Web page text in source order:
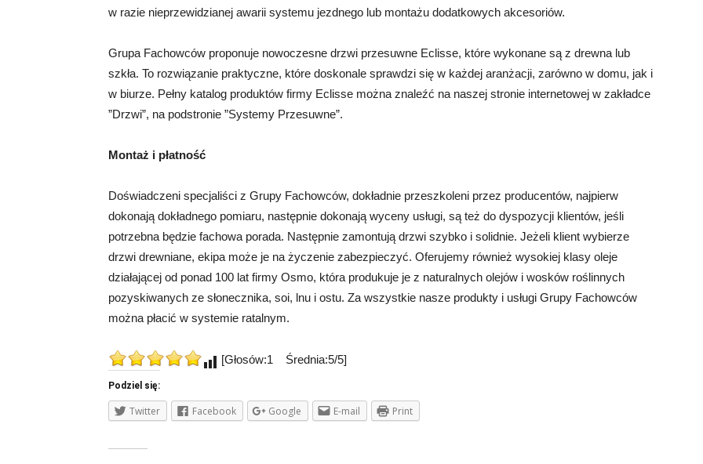
w razie nieprzewidzianej awarii systemu jezdnego lub montażu dodatkowych akcesoriów.
Grupa Fachowców proponuje nowoczesne drzwi przesuwne Eclisse, które wykonane są z drewna lub
szkła. To rozwiązanie praktyczne, które doskonale sprawdzi się w każdej aranżacji, zarówno w domu, jak i
w biurze. Pełny katalog produktów firmy Eclisse można znaleźć na naszej stronie internetowej w zakładce
”Drzwi”, na podstronie ”Systemy Przesuwne”.
Montaż i płatność
Doświadczeni specjaliści z Grupy Fachowców, dokładnie przeszkoleni przez producentów, najpierw
dokonają dokładnego pomiaru, następnie dokonają wyceny usługi, są też do dyspozycji klientów, jeśli
potrzebna będzie fachowa porada. Następnie zamontują drzwi szybko i solidnie. Jeżeli klient wybierze
drzwi drewniane, ekipa może je na życzenie zabezpieczyć. Oferujemy również wysokiej klasy oleje
działającej od ponad 100 lat firmy Osmo, która produkuje je z naturalnych olejów i wosków roślinnych
pozyskiwanych ze słonecznika, soi, lnu i ostu. Za wszystkie nasze produkty i usługi Grupy Fachowców
można płacić w systemie ratalnym.
[Głosów:1 Średnia:5/5]
Podziel się:
Twitter Facebook Google E-mail Print